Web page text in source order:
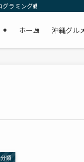
ラミング教育の リアルな一
ホーム 沖縄グル
類